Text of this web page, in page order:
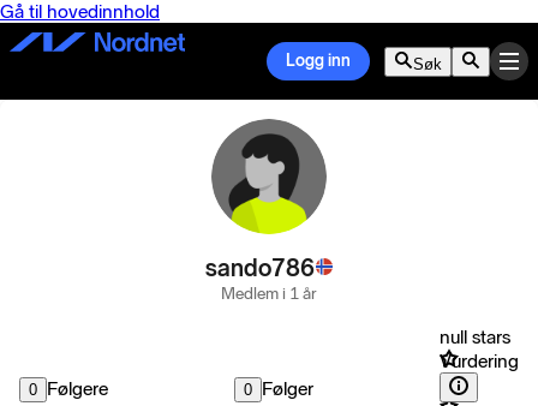
Gå til hovedinnhold
Logg inn Søk
sando786
Medlem i 1 år
0 Følgere 0 Følger
null stars
Vurdering